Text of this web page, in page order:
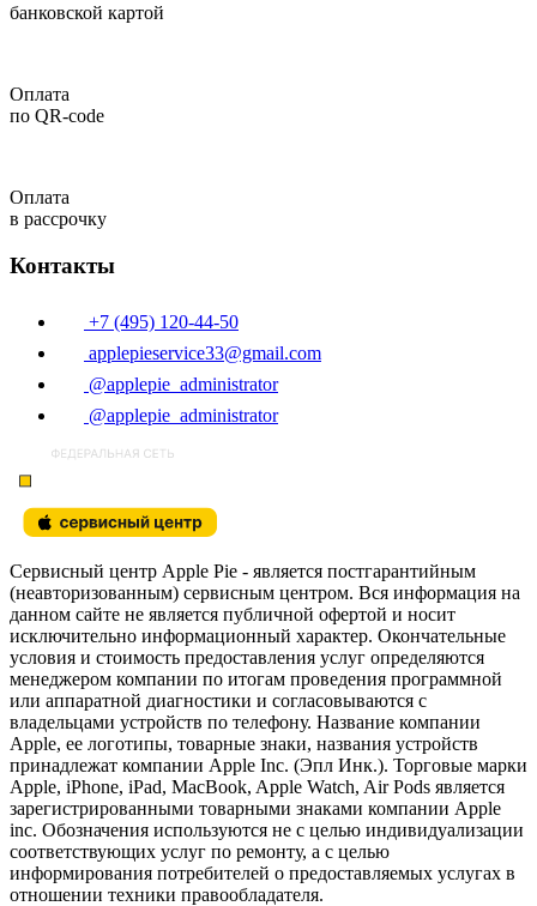
банковской картой
Оплата
по QR-code
Оплата
в рассрочку
Контакты
+7 (495) 120-44-50
applepieservice33@gmail.com
@applepie_administrator
@applepie_administrator
Сервисный центр Apple Pie - является постгарантийным
(неавторизованным) сервисным центром. Вся информация на
данном сайте не является публичной офертой и носит
исключительно информационный характер. Окончательные
условия и стоимость предоставления услуг определяются
менеджером компании по итогам проведения программной
или аппаратной диагностики и согласовываются с
владельцами устройств по телефону. Название компании
Apple, ее логотипы, товарные знаки, названия устройств
принадлежат компании Apple Inc. (Эпл Инк.). Торговые марки
Apple, iPhone, iPad, MacBook, Apple Watch, Air Pods является
зарегистрированными товарными знаками компании Apple
inc. Обозначения используются не с целью индивидуализации
соответствующих услуг по ремонту, а с целью
информирования потребителей о предоставляемых услугах в
отношении техники правообладателя.